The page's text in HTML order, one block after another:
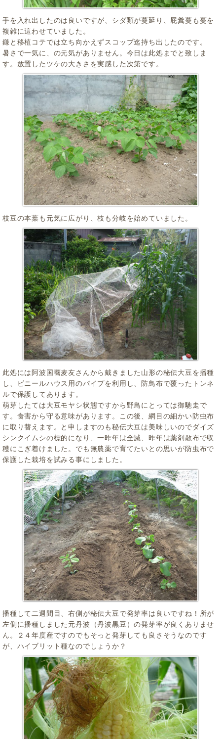
手を入れ出したのは良いですが、シダ類が蔓延り、屁糞蔓も蔓を
複雑に這わせていました。
鎌と移植コテでは立ち向かえずスコップ迄持ち出したのです。
暑さで一気に、の元気がありません。今日は此処までと致しま
す。放置したツケの大きさを実感した次第です。
枝豆の本葉も元気に広がり、枝も分岐を始めていました。
此処には阿波国蕎麦友さんから戴きました山形の秘伝大豆を播種
し、ビニールハウス用のパイプを利用し、防鳥布で覆ったトンネ
ルで保護してあります。
萌芽したては大豆モヤシ状態ですから野鳥にとっては御馳走で
す。食害から守る意味があります。この後、網目の細かい防虫布
に取り替えます。と申しますのも秘伝大豆は美味しいのでダイズ
シンクイムシの標的になり、一昨年は全滅、昨年は薬剤散布で収
穫にこぎ着けました。でも無農薬で育てたいとの思いが防虫布で
保護した栽培を試みる事にしました。
播種して二週間目、右側が秘伝大豆で発芽率は良いですね！所が
左側に播種しました元丹波（丹波黒豆）の発芽率が良くありませ
ん。２４年度産ですのでもそっと発芽しても良さそうなのです
が、ハイブリット種なのでしょうか？